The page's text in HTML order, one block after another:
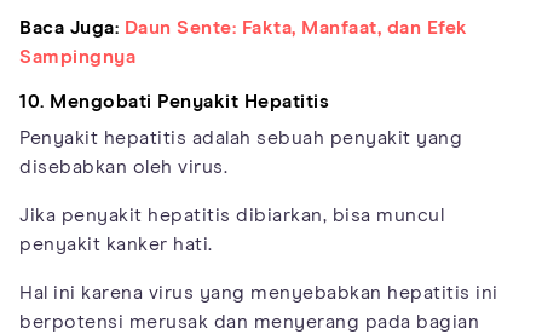
Baca Juga: Daun Sente: Fakta, Manfaat, dan Efek
Sampingnya
10. Mengobati Penyakit Hepatitis
Penyakit hepatitis adalah sebuah penyakit yang
disebabkan oleh virus.
Jika penyakit hepatitis dibiarkan, bisa muncul
penyakit kanker hati.
Hal ini karena virus yang menyebabkan hepatitis ini
berpotensi merusak dan menyerang pada bagian